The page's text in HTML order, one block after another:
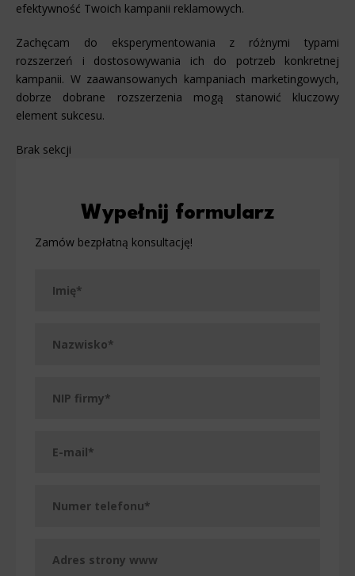
Wypełnij formularz
Zamów bezpłatną konsultację!
efektywność Twoich kampanii reklamowych.
Zachęcam do eksperymentowania z różnymi typami
rozszerzeń i dostosowywania ich do potrzeb konkretnej
kampanii. W zaawansowanych kampaniach marketingowych,
dobrze dobrane rozszerzenia mogą stanowić kluczowy
element sukcesu.
Brak sekcji